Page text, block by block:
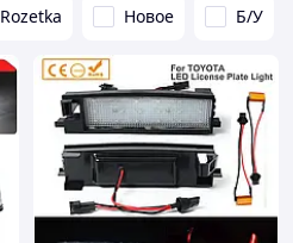
Новое Б/У